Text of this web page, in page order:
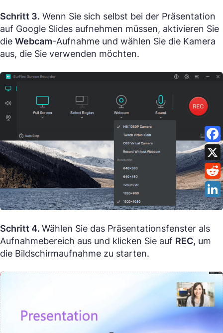
Schritt 3. Wenn Sie sich selbst bei der Präsentation
auf Google Slides aufnehmen müssen, aktivieren Sie
die Webcam-Aufnahme und wählen Sie die Kamera
aus, die Sie verwenden möchten.
Schritt 4. Wählen Sie das Präsentationsfenster als
Aufnahmebereich aus und klicken Sie auf REC, um
die Bildschirmaufnahme zu starten.